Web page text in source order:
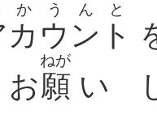
カウント
かうんと
願
ねが
い